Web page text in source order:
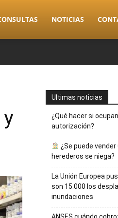
NOTICIAS
Ultimas noticias
¿Qué hacer si
autorización?
¿Se puede
herederos se niega?
La Unión Europea
son 15.000 los
inundaciones